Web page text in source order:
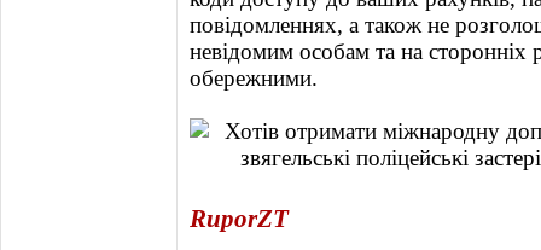
повідомленнях, а також не
невідомим особам та на сторонніх
обережними.
RuporZT